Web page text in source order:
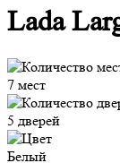
Lada
7 мест
5 дверей
Белый